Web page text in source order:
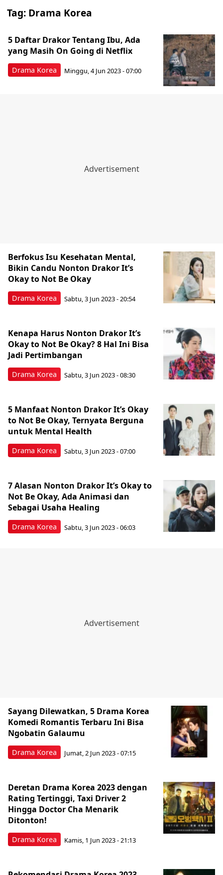
Tag: Drama Korea
Drama Korea
5 Daftar Drakor Tentang Ibu, Ada
yang Masih On Going di Netflix
Minggu, 4 Jun 2023 - 07:00
Drama Korea
Berfokus Isu Kesehatan Mental,
Bikin Candu Nonton Drakor It’s
Okay to Not Be Okay
Sabtu, 3 Jun 2023 - 20:54
Drama Korea
Kenapa Harus Nonton Drakor It’s
Okay to Not Be Okay? 8 Hal Ini Bisa
Jadi Pertimbangan
Sabtu, 3 Jun 2023 - 08:30
Drama Korea
5 Manfaat Nonton Drakor It’s Okay
to Not Be Okay, Ternyata Berguna
untuk Mental Health
Sabtu, 3 Jun 2023 - 07:00
Drama Korea
7 Alasan Nonton Drakor It’s Okay to
Not Be Okay, Ada Animasi dan
Sebagai Usaha Healing
Sabtu, 3 Jun 2023 - 06:03
Drama Korea
Sayang Dilewatkan, 5 Drama Korea
Komedi Romantis Terbaru Ini Bisa
Ngobatin Galaumu
Jumat, 2 Jun 2023 - 07:15
Drama Korea
Deretan Drama Korea 2023 dengan
Rating Tertinggi, Taxi Driver 2
Hingga Doctor Cha Menarik
Ditonton!
Kamis, 1 Jun 2023 - 21:13